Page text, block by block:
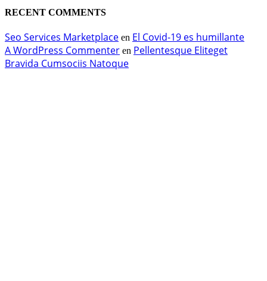
RECENT COMMENTS
Seo Services Marketplace en El Covid-19 es humillante
A WordPress Commenter en Pellentesque Eliteget
Bravida Cumsociis Natoque